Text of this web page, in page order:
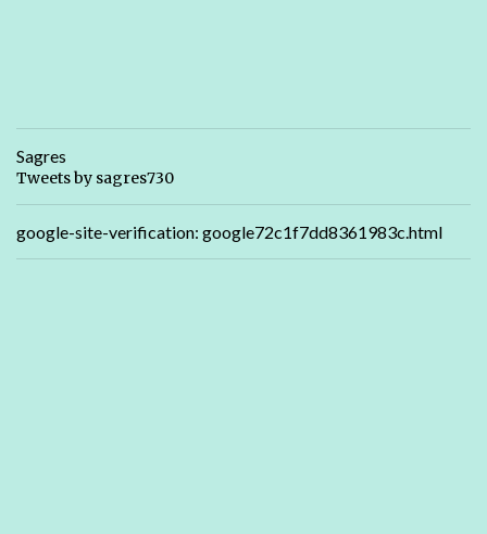
Sagres
Tweets by sagres730
google-site-verification: google72c1f7dd8361983c.html